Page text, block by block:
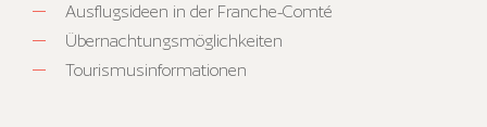
Ausflugsideen in der Franche-Comté
Übernachtungsmöglichkeiten
Tourismusinformationen